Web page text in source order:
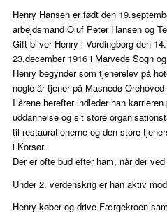
Henry Hansen er født den
arbejdsmand Oluf Peter Hansen og
Gift bliver Henry i Vordingborg den
23.december 1916 i Marvede Sogn
Henry begynder som tjenerelev på
nogle år tjener på Masnedø-
I årene herefter indleder han
uddannelse og sit store
til restaurationerne og den store
i Korsør.
Der er ofte bud efter ham, når der
Under 2. verdenskrig er han aktiv
Henry køber og drive Færgekroen